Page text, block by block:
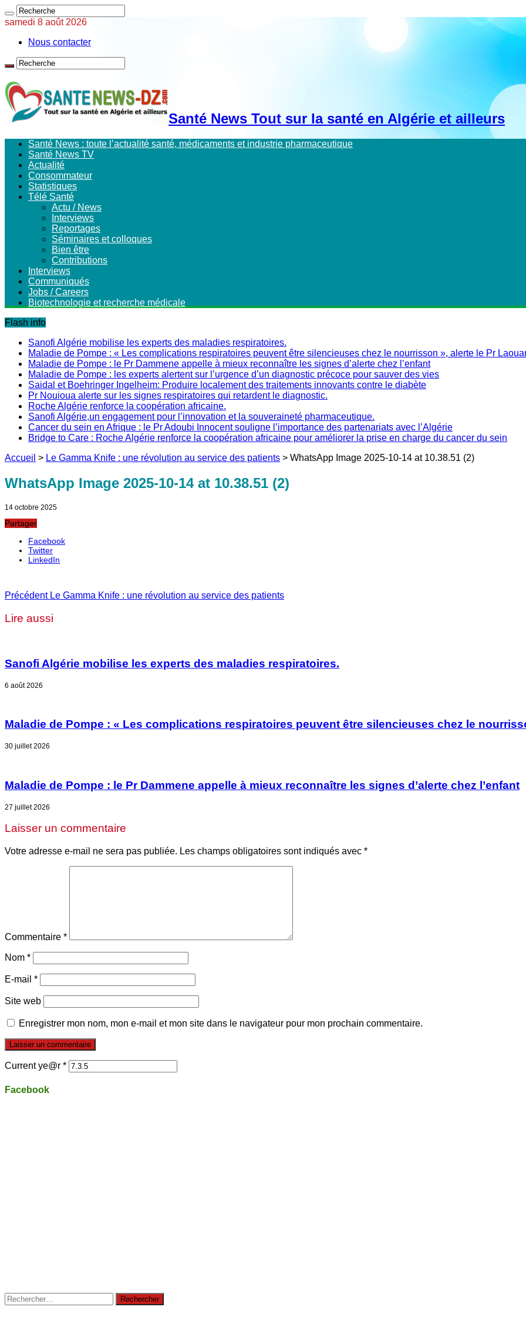
samedi 8 août 2026
Nous contacter
Santé News Tout sur la santé en Algérie et ailleurs
Santé News : toute l’actualité santé, médicaments et industrie pharmaceutique
Santé News TV
Actualité
Consommateur
Statistiques
Télé Santé
Actu / News
Interviews
Reportages
Séminaires et colloques
Bien être
Contributions
Interviews
Communiqués
Jobs / Careers
Biotechnologie et recherche médicale
Flash info
Sanofi Algérie mobilise les experts des maladies respiratoires.
Maladie de Pompe : « Les complications respiratoires peuvent être silencieuses chez le nourrisson », alerte le Pr
Maladie de Pompe : le Pr Dammene appelle à mieux reconnaître les signes d’alerte chez l’enfant
Maladie de Pompe : les experts alertent sur l’urgence d’un diagnostic précoce pour sauver des vies
Saidal et Boehringer Ingelheim: Produire localement des traitements innovants contre le diabète
Pr Nouioua alerte sur les signes respiratoires qui retardent le diagnostic.
Roche Algérie renforce la coopération africaine.
Sanofi Algérie,un engagement pour l’innovation et la souveraineté pharmaceutique.
Cancer du sein en Afrique : le Pr Adoubi Innocent souligne l’importance des partenariats avec l’Algérie
Bridge to Care : Roche Algérie renforce la coopération africaine pour améliorer la prise en charge du cancer du sein
Accueil > Le Gamma Knife : une révolution au service des patients > WhatsApp Image 2025-10-14 at 10.38.51 (2)
WhatsApp Image 2025-10-14 at 10.38.51 (2)
14 octobre 2025
Partager
Facebook
Twitter
LinkedIn
PrécédentLe Gamma Knife : une révolution au service des patients
Lire aussi
Sanofi Algérie mobilise les experts des maladies respiratoires.
6 août 2026
Maladie de Pompe : « Les complications respiratoires peuvent être silencieuses chez le
30 juillet 2026
Maladie de Pompe : le Pr Dammene appelle à mieux reconnaître les signes d’alerte chez l’enfant
27 juillet 2026
Laisser un commentaire
Votre adresse e-mail ne sera pas publiée. Les champs obligatoires sont indiqués avec *
Commentaire *
Nom *
E-mail *
Site web
Enregistrer mon nom, mon e-mail et mon site dans le navigateur pour mon prochain commentaire.
Current ye@r *
Facebook
Rechercher :